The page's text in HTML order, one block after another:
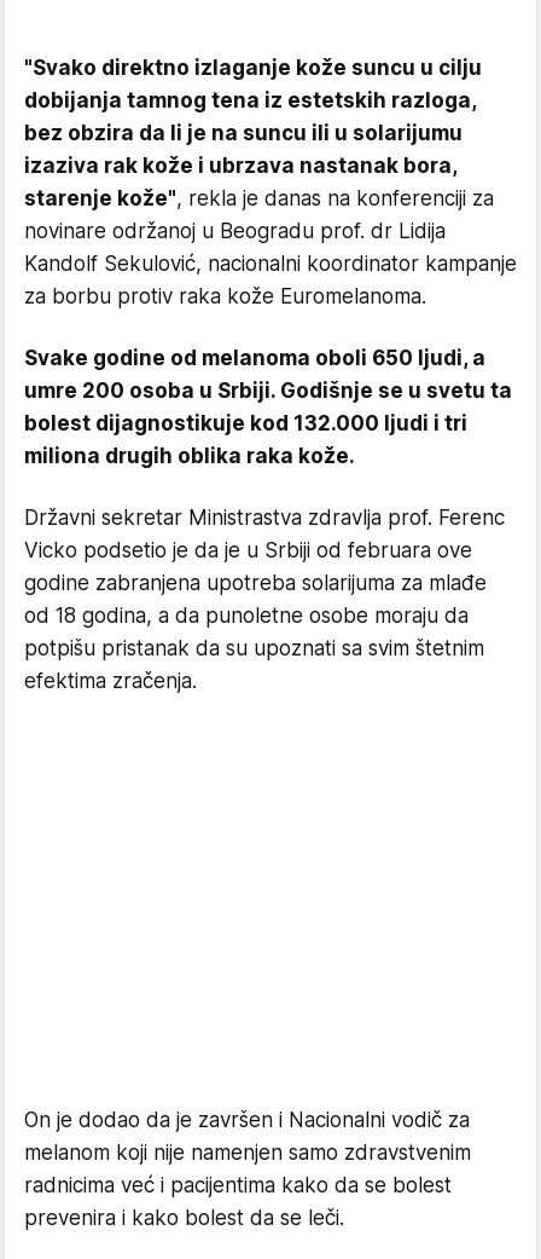
"Svako direktno izlaganje kože suncu u cilju
dobijanja tamnog tena iz estetskih razloga,
bez obzira da li je na suncu ili u solarijumu
izaziva rak kože i ubrzava nastanak bora,
starenje kože", rekla je danas na konferenciji za
novinare održanoj u Beogradu prof. dr Lidija
Kandolf Sekulović, nacionalni koordinator kampanje
za borbu protiv raka kože Euromelanoma.
Svake godine od melanoma oboli 650 ljudi, a
umre 200 osoba u Srbiji. Godišnje se u svetu ta
bolest dijagnostikuje kod 132.000 ljudi i tri
miliona drugih oblika raka kože.
Državni sekretar Ministrastva zdravlja prof. Ferenc
Vicko podsetio je da je u Srbiji od februara ove
godine zabranjena upotreba solarijuma za mlađe
od 18 godina, a da punoletne osobe moraju da
potpišu pristanak da su upoznati sa svim štetnim
efektima zračenja.
On je dodao da je završen i Nacionalni vodič za
melanom koji nije namenjen samo zdravstvenim
radnicima već i pacijentima kako da se bolest
prevenira i kako bolest da se leči.